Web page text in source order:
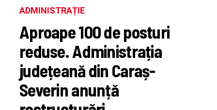
ADMINISTRAȚIE
Aproape 100 de posturi
reduse. Administrația
județeană din Caraș-
Severin anunță